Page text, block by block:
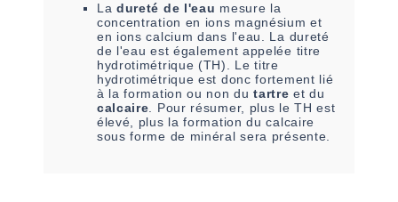
La dureté de l'eau mesure la
concentration en ions magnésium et
en ions calcium dans l'eau. La dureté
de l'eau est également appelée titre
hydrotimétrique (TH). Le titre
hydrotimétrique est donc fortement lié
à la formation ou non dutartre et du
calcaire . Pour résumer, plus le TH est
élevé, plus la formation du calcaire
sous forme de minéral sera présente.